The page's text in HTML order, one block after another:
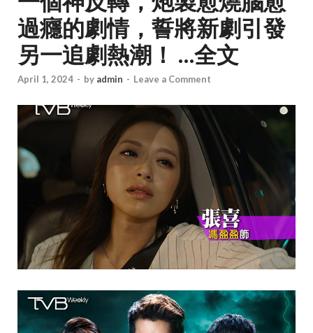
過癮的劇情，誓將新劇引發
另一追劇熱潮！ …全文
April 1, 2024 - by admin - Leave a Comment